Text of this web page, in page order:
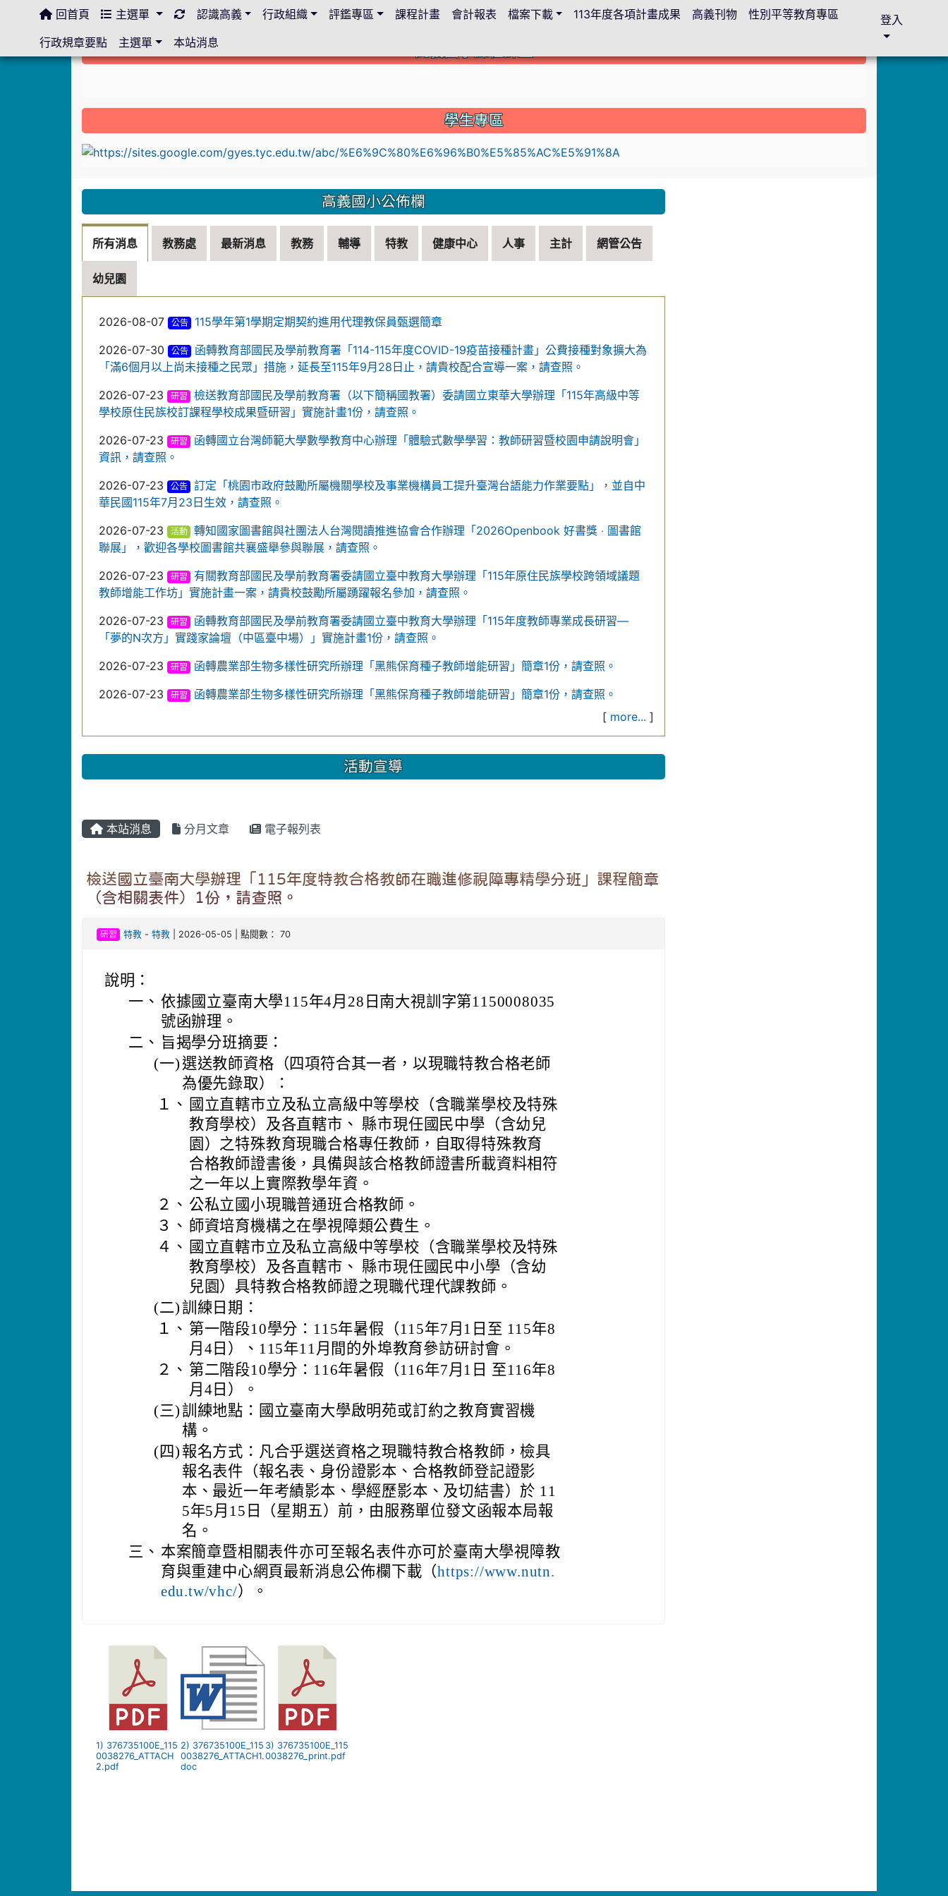
高義國小公佈欄
所有消息 教務處 最新消息 教務 輔導 特教 健康中心 人事 主計 網管公告
幼兒園
2026-08-07 公告
115學年第1學期定期契約進用代理教保員甄選簡章
2026-07-30
公告
函轉教育部國民及學前教育署「114-115年度COVID-19疫苗接種計畫」公費接種對象擴大為
「滿6個月以上尚未接種之民眾」措施，延長至115年9月28日止，請貴校配合宣導一案，請查照。
2026-07-23
研習
檢送教育部國民及學前教育署（以下簡稱國教署）委請國立東華大學辦理「115年高級中等
學校原住民族校訂課程學校成果暨研習」實施計畫1份，請查照。
2026-07-23
研習
函轉國立台灣師範大學數學教育中心辦理「體驗式數學學習：教師研習暨校園申請說明會」
資訊，請查照。
2026-07-23
公告
訂定「桃園市政府鼓勵所屬機關學校及事業機構員工提升臺灣台語能力作業要點」，並自中
華民國115年7月23日生效，請查照。
2026-07-23
活動
轉知國家圖書館與社團法人台灣閱讀推進協會合作辦理「2026Openbook 好書獎 ‧ 圖書館
聯展」，歡迎各學校圖書館共襄盛舉參與聯展，請查照。
2026-07-23
研習
有關教育部國民及學前教育署委請國立臺中教育大學辦理「115年原住民族學校跨領域議題
教師增能工作坊」實施計畫一案，請貴校鼓勵所屬踴躍報名參加，請查照。
2026-07-23
研習
函轉教育部國民及學前教育署委請國立臺中教育大學辦理「115年度教師專業成長研習—
「夢的N次方」實踐家論壇（中區臺中場）」實施計畫1份，請查照。
2026-07-23
研習
函轉農業部生物多樣性研究所辦理「黑熊保育種子教師增能研習」簡章1份，請查照。
2026-07-23
研習
函轉農業部生物多樣性研究所辦理「黑熊保育種子教師增能研習」簡章1份，請查照。
[ more... ]
活動宣導
本站消息 分月文章 電子報列表
檢送國立臺南大學辦理「115年度特教合格教師在職進修視障專精學分班」課程簡章
（含相關表件）1份，請查照。
研習 特教 -特教 | 2026-05-05 | 點閱數： 70
說明：
一、 依據國立臺南大學115年4月28日南大視訓字第1150008035
號函辦理。
二、 旨揭學分班摘要：
(一) 選送教師資格（四項符合其一者，以現職特教合格老師
為優先錄取）：
１、 國立直轄市立及私立高級中等學校（含職業學校及特殊
教育學校）及各直轄市、 縣市現任國民中學（含幼兒
園）之特殊教育現職合格專任教師，自取得特殊教育
合格教師證書後，具備與該合格教師證書所載資料相符
之一年以上實際教學年資。
２、 公私立國小現職普通班合格教師。
３、 師資培育機構之在學視障類公費生。
４、 國立直轄市立及私立高級中等學校（含職業學校及特殊
教育學校）及各直轄市、 縣市現任國民中小學（含幼
兒園）具特教合格教師證之現職代理代課教師。
(二)訓練日期：
１、 第一階段10學分：115年暑假（115年7月1日至 115年8
月4日）、115年11月間的外埠教育參訪研討會。
２、 第二階段10學分：116年暑假（116年7月1日 至116年8
月4日）。
(三)訓練地點：國立臺南大學啟明苑或訂約之教育實習機
構。
(四) 報名方式：凡合乎選送資格之現職特教合格教師，檢具
報名表件（報名表、身份證影本、合格教師登記證影
本、最近一年考績影本、學經歷影本、及切結書）於 11
5年5月15日（星期五）前，由服務單位發文函報本局報
名。
三、 本案簡章暨相關表件亦可至報名表件亦可於臺南大學視障教
育與重建中心網頁最新消息公佈欄下載（https://www.nutn.
edu.tw/vhc/）。
1) 376735100E_115
0038276_ATTACH
2.pdf
2) 376735100E_115
0038276_ATTACH1.
doc
3) 376735100E_115
0038276_print.pdf
:::
學生專區
link to https://sites.google.com/gyes.tyc.edu.tw/abc/
回首頁 主選單 認識高義 行政組織 評鑑專區 課程計畫 會計報表 檔案下載 113年度各項計畫成果 高義刊物
性別平等教育專區
行政規章要點
主選單 本站消息
登入